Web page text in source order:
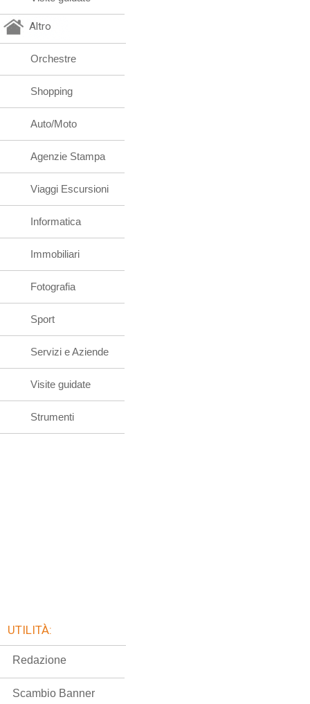
Altro
Orchestre
Shopping
Auto/Moto
Agenzie Stampa
Viaggi Escursioni
Informatica
Immobiliari
Fotografia
Sport
Servizi e Aziende
Visite guidate
Strumenti
UTILITÀ:
Redazione
Scambio Banner